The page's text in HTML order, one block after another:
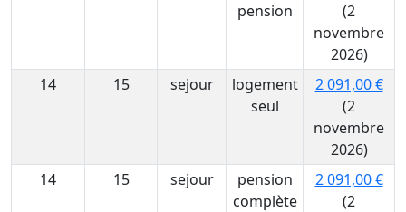
pension
(2
novembre
2026)
14
15 sejour
logement
seul
2 091,00 €
(2
novembre
2026)
14
15 sejour
pension
complète
2 091,00 €
(2